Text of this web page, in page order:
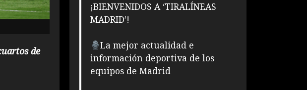
de
¡BIENVENIDOS A ‘TIRALÍNEAS
MADRID’!
La mejor actualidad e
información deportiva de los
equipos de Madrid